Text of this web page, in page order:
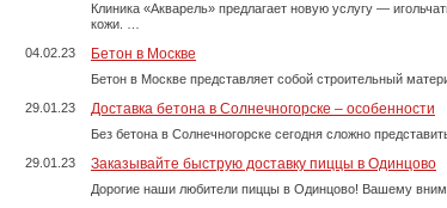
Клиника «Акварель» предлагает новую услугу —
кожи. …
04.02.23
Бетон в Москве
Бетон в Москве представляет собой строительный
29.01.23
Доставка бетона в Солнечногорске – особенности
Без бетона в Солнечногорске сегодня сложно
29.01.23
Заказывайте быструю доставку пиццы в Одинцово
Дорогие наши любители пиццы в Одинцово! Вашему